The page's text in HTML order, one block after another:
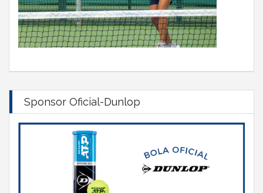
Sponsor Oficial-Dunlop